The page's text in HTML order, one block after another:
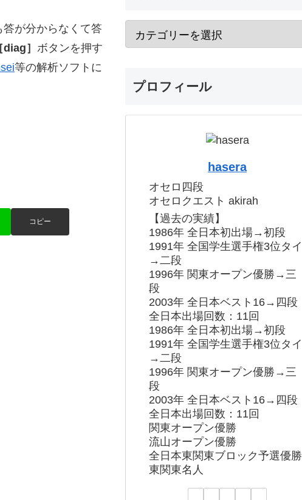
答が分からなくて答
diag］ ボタンを押す
等の解析ソフトに
コピー
プロフィール
hasera
オセロ四段
オセロクエスト akirah
【過去の実績】
1986年 全日本初出場→初段
1991年 全国学生選手権3位タイ
→二段
1996年 関東オープン優勝→三
段
2003年 全日本ベスト16→四段
全日本出場回数：11回
1986年 全日本初出場→初段
1991年 全国学生選手権3位タイ
→二段
1996年 関東オープン優勝→三
段
2003年 全日本ベスト16→四段
全日本出場回数：11回
関東オープン優勝
流山オープン優勝
全日本東関東ブロック予選優勝
東関東名人